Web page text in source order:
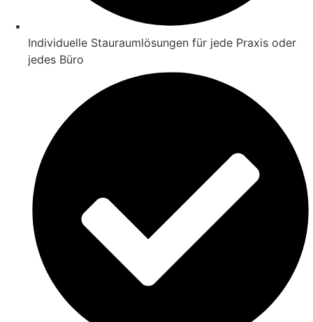
Individuelle Stauraumlösungen für jede Praxis oder
jedes Büro